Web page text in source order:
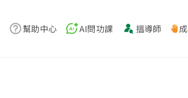
幫助中心 AI問功課 搵導師